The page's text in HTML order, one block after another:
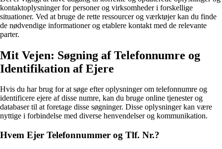
kontaktoplysninger for personer og virksomheder i forskellige
situationer. Ved at bruge de rette ressourcer og værktøjer kan du finde
de nødvendige informationer og etablere kontakt med de relevante
parter.
Mit Vejen: Søgning af Telefonnumre og
Identifikation af Ejere
Hvis du har brug for at søge efter oplysninger om telefonnumre og
identificere ejere af disse numre, kan du bruge online tjenester og
databaser til at foretage disse søgninger. Disse oplysninger kan være
nyttige i forbindelse med diverse henvendelser og kommunikation.
Hvem Ejer Telefonnummer og Tlf. Nr.?